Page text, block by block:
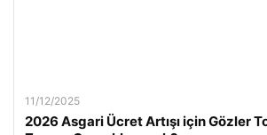
11/12/2025
2026 Asgari Ücret Artışı için Gözler